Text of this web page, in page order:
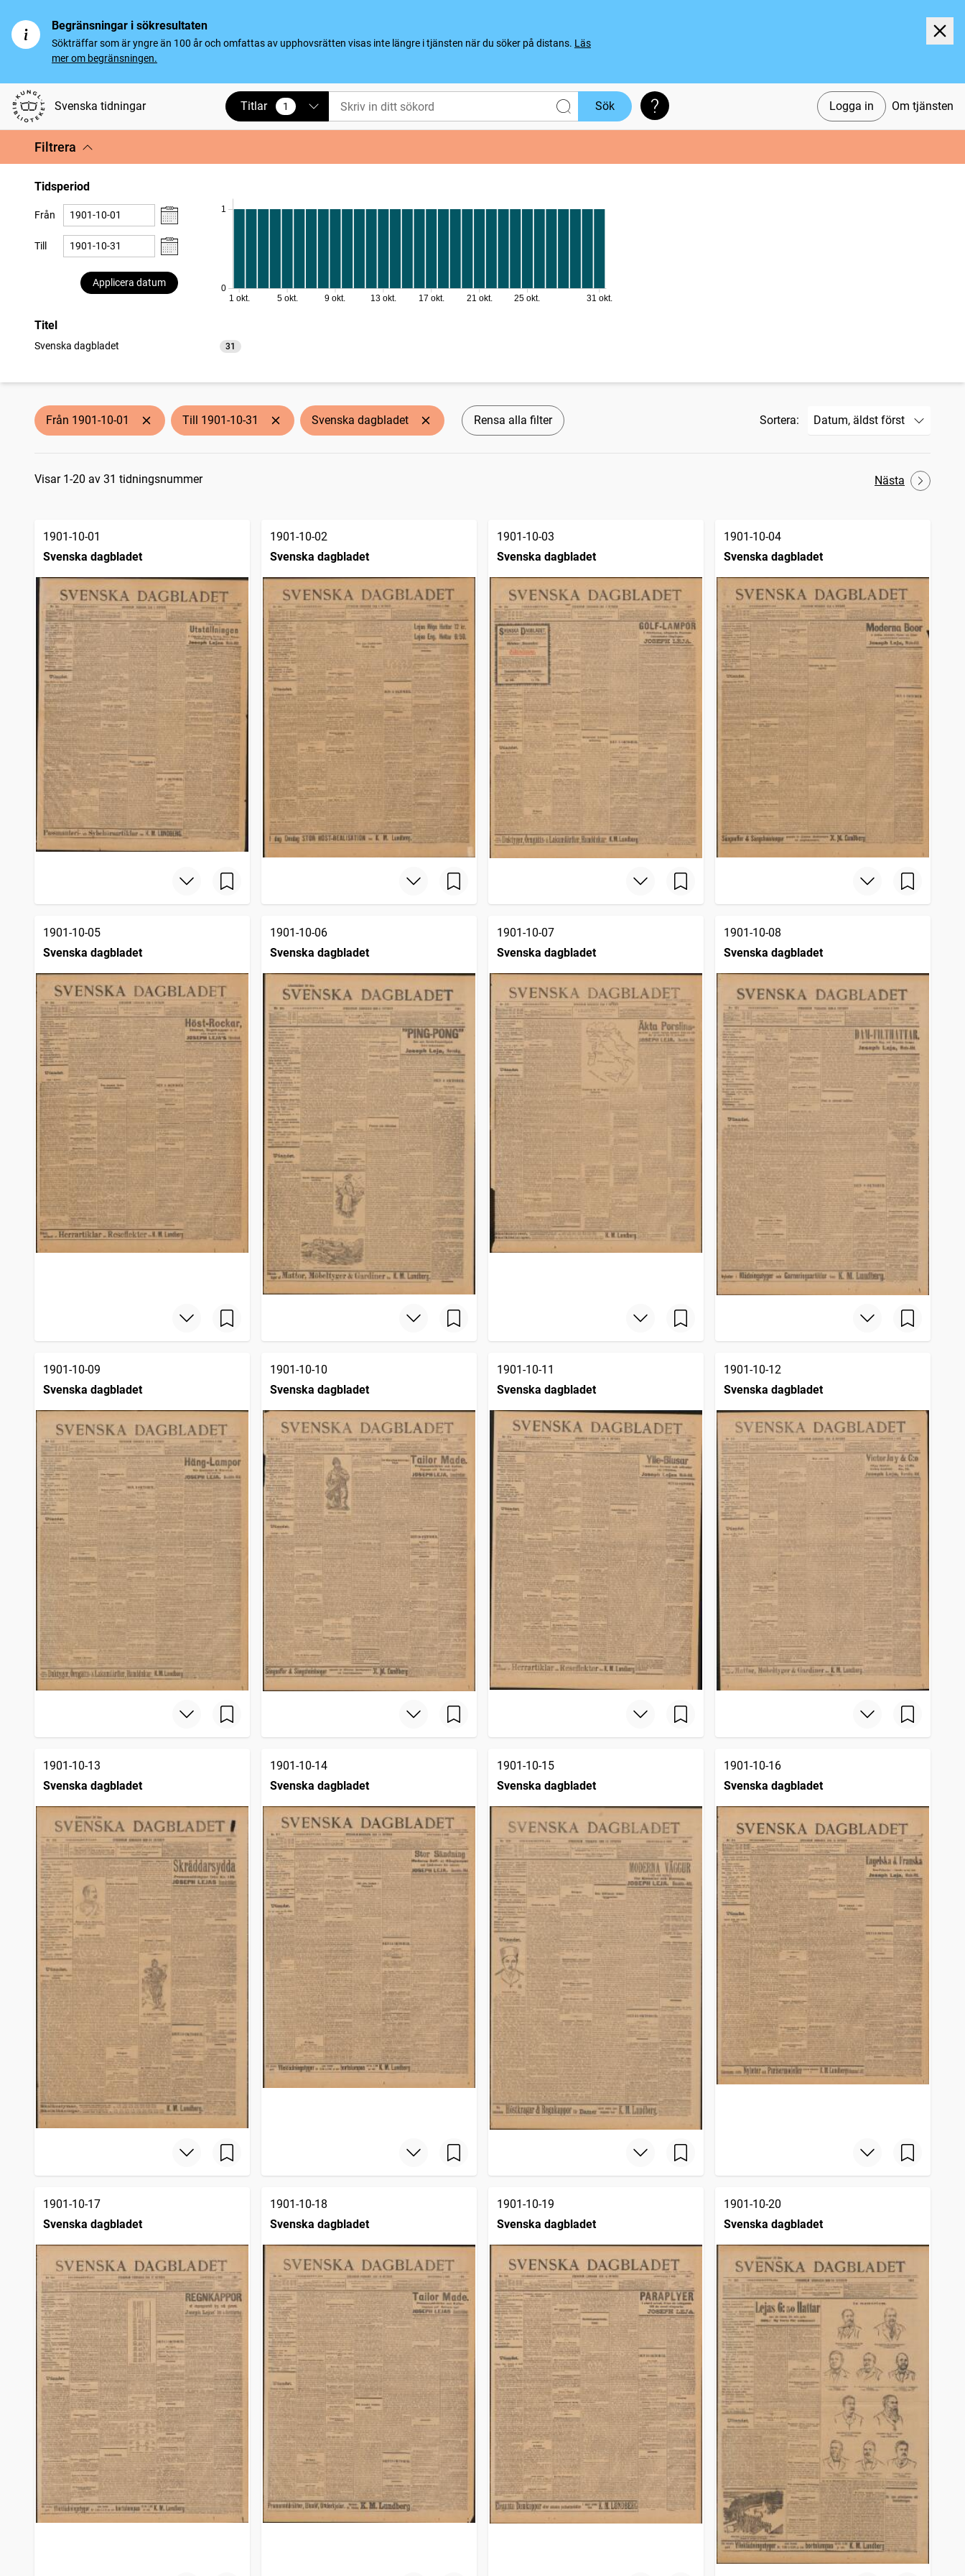
Begränsningar i sökresultaten
Sökträffar som är yngre än 100 år och omfattas av upphovsrätten visas inte längre i tjänsten när du söker på distans. Läs
mer om begränsningen.
Svenska tidningar Logga in Om tjänsten
Titlar 1
vald Sök Söktips
Filtrera
Tidsperiod
Från
Till
Applicera datum
0
1
1 okt. 5 okt. 9 okt. 13 okt. 17 okt. 21 okt. 25 okt. 31 okt.
Titel
Svenska dagbladet 31
träffar
Från 1901-10-01 Till 1901-10-31 Svenska dagbladet Rensa alla filter Sortera:
Sökresultat
Visar 1-20 av 31 tidningsnummer Nästa
1901-10-01
Svenska dagbladet
1901-10-02
Svenska dagbladet
1901-10-03
Svenska dagbladet
1901-10-04
Svenska dagbladet
1901-10-05
Svenska dagbladet
1901-10-06
Svenska dagbladet
1901-10-07
Svenska dagbladet
1901-10-08
Svenska dagbladet
1901-10-09
Svenska dagbladet
1901-10-10
Svenska dagbladet
1901-10-11
Svenska dagbladet
1901-10-12
Svenska dagbladet
1901-10-13
Svenska dagbladet
1901-10-14
Svenska dagbladet
1901-10-15
Svenska dagbladet
1901-10-16
Svenska dagbladet
1901-10-17
Svenska dagbladet
1901-10-18
Svenska dagbladet
1901-10-19
Svenska dagbladet
1901-10-20
Svenska dagbladet